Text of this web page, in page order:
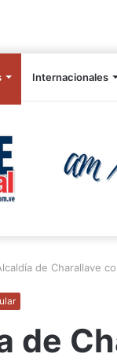
Internacionales
de Charallave
de